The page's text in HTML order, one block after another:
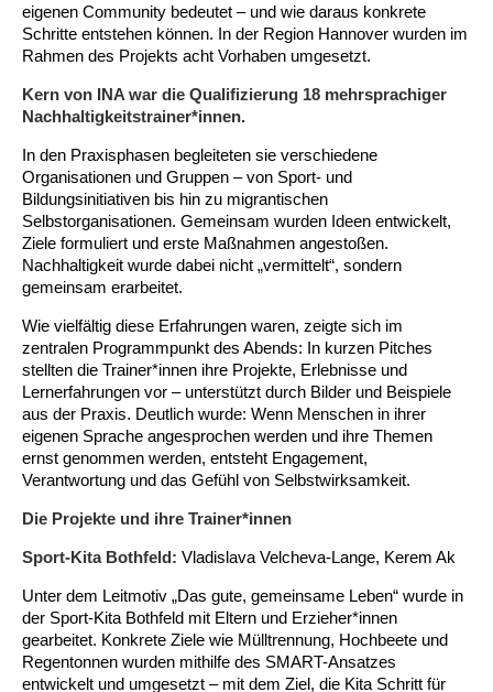
Kindertagesstätte Pfarrlandplatz
Krippe Schleswiger Straße
Kindertagesstätte Schneiderberg
Kindertagesstätte Sylter Weg
Kindertagesstätte Voltmerstraße
Kindertagesstätte Wiehbergstraße
Kindertagesstätte König-Ludwig-Straße
Kindertagesstätte Levester Straße
Offene Sprach-Sprechstunde
Kindertagesstätte Moorlilienweg /
Familienzentrum
Kindertagesstätte Mühenkamp / Familienzentrum
Kindertagesstätte Petermannstraße /
Kindertagesstätte Pfarrlandplatz
Hör- und Sprachheilkindergarten Ratswiese
Kindertagesstätte Rosenbergstraße
Kindertagesstätte Schneiderberg
Familienzentrum
Kindertagesstätte Sylter Weg
eigenen Community bedeutet – und wie daraus konkrete
Schritte entstehen können. In der Region Hannover wurden im
Rahmen des Projekts acht Vorhaben umgesetzt.
Kern von INA war die Qualifizierung 18 mehrsprachiger
Nachhaltigkeitstrainer*innen.
In den Praxisphasen begleiteten sie verschiedene
Organisationen und Gruppen – von Sport- und
Bildungsinitiativen bis hin zu migrantischen
Selbstorganisationen. Gemeinsam wurden Ideen entwickelt,
Ziele formuliert und erste Maßnahmen angestoßen.
Nachhaltigkeit wurde dabei nicht „vermittelt“, sondern
gemeinsam erarbeitet.
Wie vielfältig diese Erfahrungen waren, zeigte sich im
zentralen Programmpunkt des Abends: In kurzen Pitches
stellten die Trainer*innen ihre Projekte, Erlebnisse und
Lernerfahrungen vor – unterstützt durch Bilder und Beispiele
aus der Praxis. Deutlich wurde: Wenn Menschen in ihrer
eigenen Sprache angesprochen werden und ihre Themen
ernst genommen werden, entsteht Engagement,
Verantwortung und das Gefühl von Selbstwirksamkeit.
Die Projekte und ihre Trainer*innen
Sport-Kita Bothfeld: Vladislava Velcheva-Lange, Kerem Ak
Unter dem Leitmotiv „Das gute, gemeinsame Leben“ wurde in
der Sport-Kita Bothfeld mit Eltern und Erzieher*innen
gearbeitet. Konkrete Ziele wie Mülltrennung, Hochbeete und
Regentonnen wurden mithilfe des SMART-Ansatzes
entwickelt und umgesetzt – mit dem Ziel, die Kita Schritt für